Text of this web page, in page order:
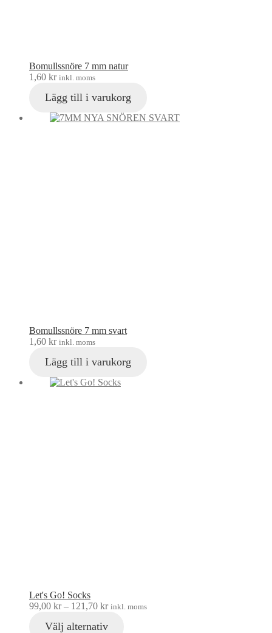
Bomullssnöre 7 mm natur
1,60 kr inkl. moms
Lägg till i varukorg
Bomullssnöre 7 mm svart
1,60 kr inkl. moms
Lägg till i varukorg
Let's Go! Socks
99,00 kr– 121,70 kr inkl. moms
Välj alternativ